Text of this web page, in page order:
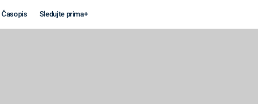
Časopis Sledujte prima+